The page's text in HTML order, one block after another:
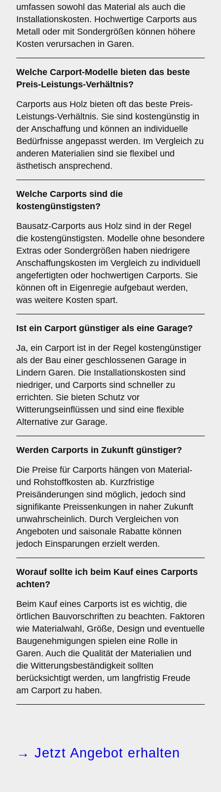
umfassen sowohl das Material als auch die
Installationskosten. Hochwertige Carports aus
Metall oder mit Sondergrößen können höhere
Kosten verursachen in Garen.
Welche Carport-Modelle bieten das beste
Preis-Leistungs-Verhältnis?
Carports aus Holz bieten oft das beste Preis-
Leistungs-Verhältnis. Sie sind kostengünstig in
der Anschaffung und können an individuelle
Bedürfnisse angepasst werden. Im Vergleich zu
anderen Materialien sind sie flexibel und
ästhetisch ansprechend.
Welche Carports sind die
kostengünstigsten?
Bausatz-Carports aus Holz sind in der Regel
die kostengünstigsten. Modelle ohne besondere
Extras oder Sondergrößen haben niedrigere
Anschaffungskosten im Vergleich zu individuell
angefertigten oder hochwertigen Carports. Sie
können oft in Eigenregie aufgebaut werden,
was weitere Kosten spart.
Ist ein Carport günstiger als eine Garage?
Ja, ein Carport ist in der Regel kostengünstiger
als der Bau einer geschlossenen Garage in
Lindern Garen. Die Installationskosten sind
niedriger, und Carports sind schneller zu
errichten. Sie bieten Schutz vor
Witterungseinflüssen und sind eine flexible
Alternative zur Garage.
Werden Carports in Zukunft günstiger?
Die Preise für Carports hängen von Material-
und Rohstoffkosten ab. Kurzfristige
Preisänderungen sind möglich, jedoch sind
signifikante Preissenkungen in naher Zukunft
unwahrscheinlich. Durch Vergleichen von
Angeboten und saisonale Rabatte können
jedoch Einsparungen erzielt werden.
Worauf sollte ich beim Kauf eines Carports
achten?
Beim Kauf eines Carports ist es wichtig, die
örtlichen Bauvorschriften zu beachten. Faktoren
wie Materialwahl, Größe, Design und eventuelle
Baugenehmigungen spielen eine Rolle in
Garen. Auch die Qualität der Materialien und
die Witterungsbeständigkeit sollten
berücksichtigt werden, um langfristig Freude
am Carport zu haben.
→ Jetzt Angebot erhalten